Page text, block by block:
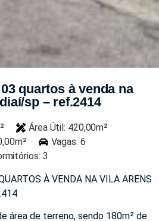
quartos à venda na
sp – ref.2414
Área Útil: 420,00m²
Vagas: 6
3
À VENDA NA VILA ARENS
área de terreno, sendo 180m² de